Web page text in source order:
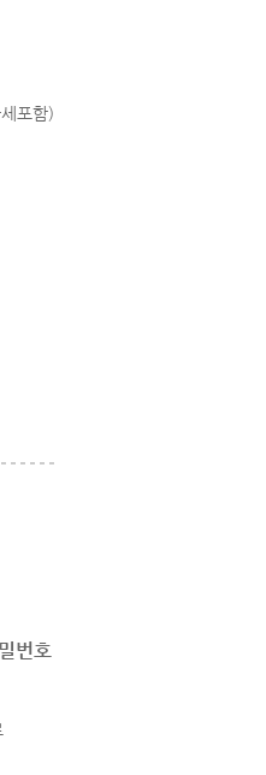
포함)
번호